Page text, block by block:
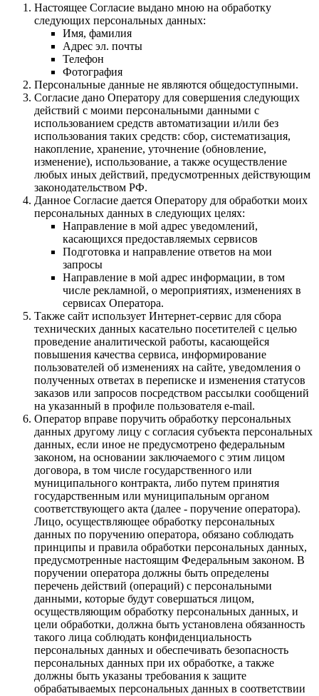
Настоящее Согласие выдано мною на обработку
следующих персональных данных:
Имя, фамилия
Адрес эл. почты
Телефон
Фотография
Персональные данные не являются общедоступными.
Согласие дано Оператору для совершения следующих
действий с моими персональными данными с
использованием средств автоматизации и/или без
использования таких средств: сбор, систематизация,
накопление, хранение, уточнение (обновление,
изменение), использование, а также осуществление
любых иных действий, предусмотренных действующим
законодательством РФ.
Данное Согласие дается Оператору для обработки моих
персональных данных в следующих целях:
Направление в мой адрес уведомлений,
касающихся предоставляемых сервисов
Подготовка и направление ответов на мои
запросы
Направление в мой адрес информации, в том
числе рекламной, о мероприятиях, изменениях в
сервисах Оператора.
Также сайт использует Интернет-сервис для сбора
технических данных касательно посетителей с целью
проведение аналитической работы, касающейся
повышения качества сервиса, информирование
пользователей об изменениях на сайте, уведомления о
полученных ответах в переписке и изменения статусов
заказов или запросов посредством рассылки сообщений
на указанный в профиле пользователя e-mail.
Оператор вправе поручить обработку персональных
данных другому лицу с согласия субъекта персональных
данных, если иное не предусмотрено федеральным
законом, на основании заключаемого с этим лицом
договора, в том числе государственного или
муниципального контракта, либо путем принятия
государственным или муниципальным органом
соответствующего акта (далее - поручение оператора).
Лицо, осуществляющее обработку персональных
данных по поручению оператора, обязано соблюдать
принципы и правила обработки персональных данных,
предусмотренные настоящим Федеральным законом. В
поручении оператора должны быть определены
перечень действий (операций) с персональными
данными, которые будут совершаться лицом,
осуществляющим обработку персональных данных, и
цели обработки, должна быть установлена обязанность
такого лица соблюдать конфиденциальность
персональных данных и обеспечивать безопасность
персональных данных при их обработке, а также
должны быть указаны требования к защите
обрабатываемых персональных данных в соответствии